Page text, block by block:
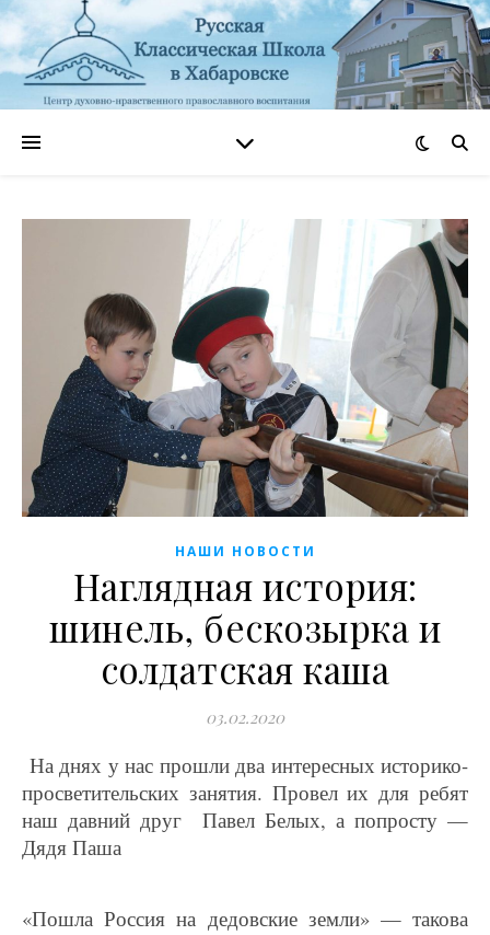
НАШИ НОВОСТИ
Наглядная история:
шинель, бескозырка и
солдатская каша
03.02.2020
На днях у нас прошли два интересных историко-
просветительских занятия. Провел их для ребят
наш давний друг Павел Белых, а попросту —
Дядя Паша
«Пошла Россия на дедовские земли» — такова